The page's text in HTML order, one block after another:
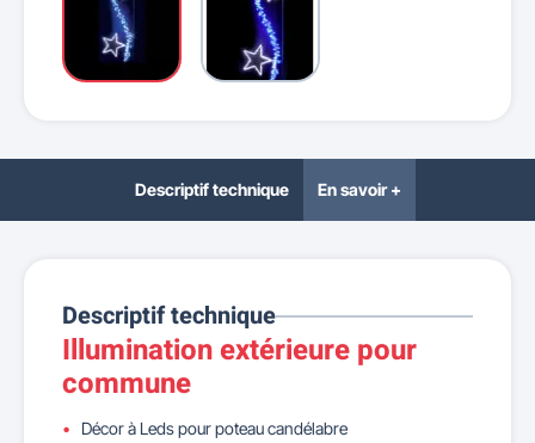
Descriptif technique En savoir +
Descriptif technique
Illumination extérieure pour
commune
Décor à Leds pour poteau candélabre